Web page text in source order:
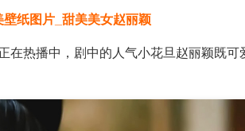
壁纸图片_甜美美女赵丽颖
热播中，剧中的人气小花旦赵丽颖既可